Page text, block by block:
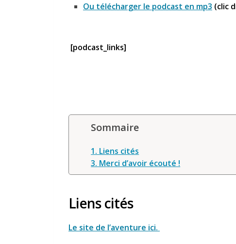
Ou télécharger le podcast en mp3 (clic
[podcast_links]
Sommaire
1. Liens cités
3. Merci d’avoir écouté !
Liens cités
Le site de l’aventure ici.